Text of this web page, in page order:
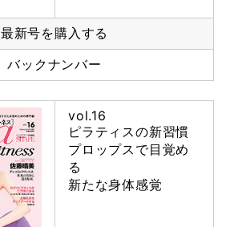
最新号を購入する
バックナンバー
vol.16
ピラティスの新習慣
プロップスで目覚め
る
新たな身体感覚